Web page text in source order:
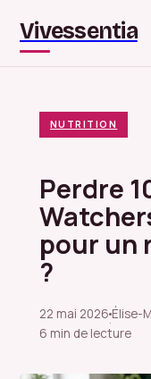
Vivessentia
NUTRITION
Perdre
pour un
?
22 mai 2026
·
Élise-
6 min de lecture